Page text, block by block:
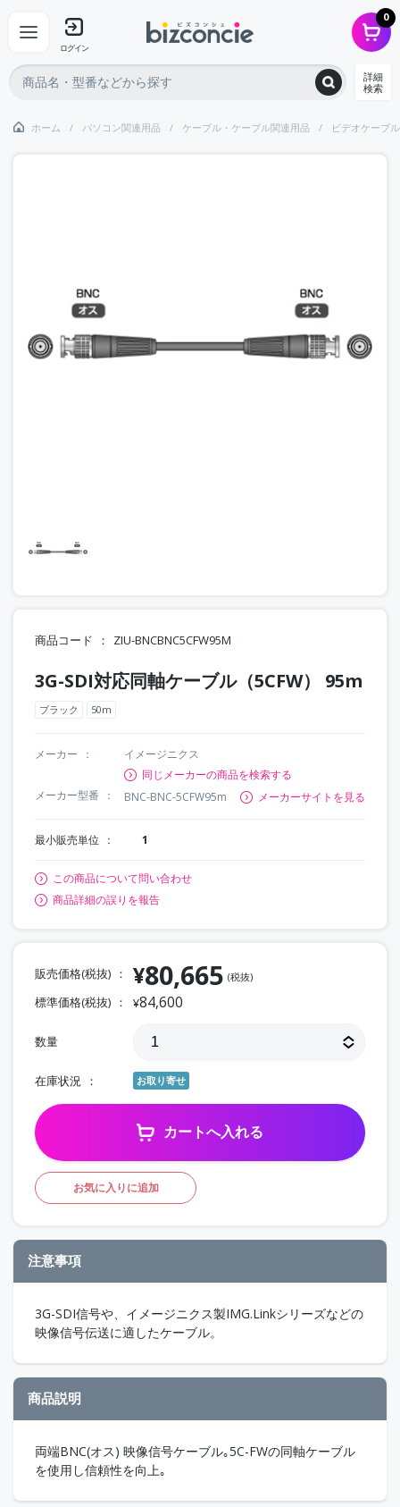
ログイン
0
詳細
検索
ホーム パソコン関連用品 ケーブル・ケーブル関連用品 ビデオケーブル
商品コード ZIU-BNCBNC5CFW95M
3G-SDI対応同軸ケーブル（5CFW） 95m
ブラック 50m
メーカー
イメージニクス
同じメーカーの商品を検索する
メーカー型番
BNC-BNC-5CFW95m メーカーサイトを見る
最小販売単位 1
この商品について問い合わせ
商品詳細の誤りを報告
販売価格(税抜) ¥80,665 (税抜)
標準価格(税抜) ¥84,600
数量
在庫状況 お取り寄せ
カートへ入れる
お気に入りに追加
注意事項
3G-SDI信号や、イメージニクス製IMG.Linkシリーズなどの
映像信号伝送に適したケーブル。
商品説明
両端BNC(オス) 映像信号ケーブル｡5C-FWの同軸ケーブル
を使用し信頼性を向上｡